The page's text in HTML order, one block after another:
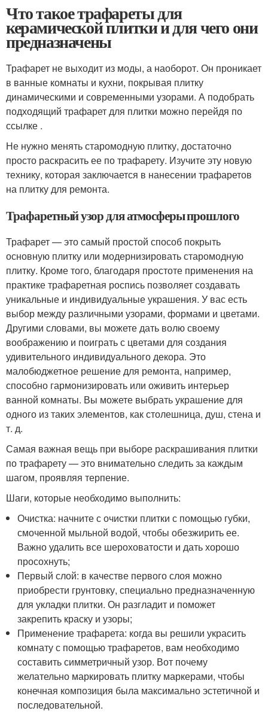
Что такое трафареты для
керамической плитки и для чего они
предназначены
Трафарет не выходит из моды, а наоборот. Он проникает
в ванные комнаты и кухни, покрывая плитку
динамическими и современными узорами. А подобрать
подходящий трафарет для плитки можно перейдя по
ссылке .
Не нужно менять старомодную плитку, достаточно
просто раскрасить ее по трафарету. Изучите эту новую
технику, которая заключается в нанесении трафаретов
на плитку для ремонта.
Трафаретный узор для атмосферы прошлого
Трафарет — это самый простой способ покрыть
основную плитку или модернизировать старомодную
плитку. Кроме того, благодаря простоте применения на
практике трафаретная роспись позволяет создавать
уникальные и индивидуальные украшения. У вас есть
выбор между различными узорами, формами и цветами.
Другими словами, вы можете дать волю своему
воображению и поиграть с цветами для создания
удивительного индивидуального декора. Это
малобюджетное решение для ремонта, например,
способно гармонизировать или оживить интерьер
ванной комнаты. Вы можете выбрать украшение для
одного из таких элементов, как столешница, душ, стена и
т. д.
Самая важная вещь при выборе раскрашивания плитки
по трафарету — это внимательно следить за каждым
шагом, проявляя терпение.
Шаги, которые необходимо выполнить:
Очистка: начните с очистки плитки с помощью губки,
смоченной мыльной водой, чтобы обезжирить ее.
Важно удалить все шероховатости и дать хорошо
просохнуть;
Первый слой: в качестве первого слоя можно
приобрести грунтовку, специально предназначенную
для укладки плитки. Он разгладит и поможет
закрепить краску и узоры;
Применение трафарета: когда вы решили украсить
комнату с помощью трафаретов, вам необходимо
составить симметричный узор. Вот почему
желательно маркировать плитку маркерами, чтобы
конечная композиция была максимально эстетичной и
последовательной.